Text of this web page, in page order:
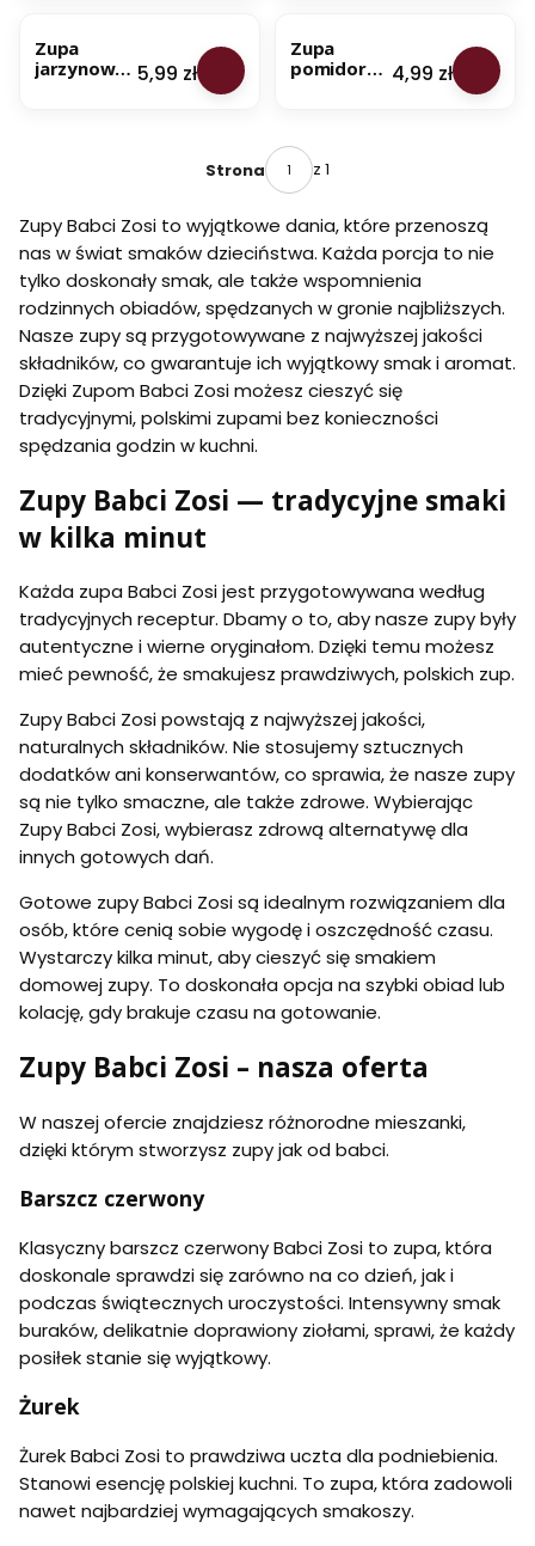
100%
naturalny
skład
re
k
z
wi
a
m
n
a
1
lit
r
zu
p
y
-
%
al
n
y
sk
ła
d
Zupa
jarzynowa Cena
5,99 zł
Zupa
pomidoro
m instant -
280 ml
zupy -
naturalny
skład
Cena
4,99 zł
Strona z 1
Zupy Babci Zosi to wyjątkowe dania, które przenoszą
nas w świat smaków dzieciństwa. Każda porcja to nie
tylko doskonały smak, ale także wspomnienia
rodzinnych obiadów, spędzanych w gronie najbliższych.
Nasze zupy są przygotowywane z najwyższej jakości
składników, co gwarantuje ich wyjątkowy smak i aromat.
Dzięki Zupom Babci Zosi możesz cieszyć się
tradycyjnymi, polskimi zupami bez konieczności
spędzania godzin w kuchni.
Zupy Babci Zosi — tradycyjne smaki
w kilka minut
Każda zupa Babci Zosi jest przygotowywana według
tradycyjnych receptur. Dbamy o to, aby nasze zupy były
autentyczne i wierne oryginałom. Dzięki temu możesz
mieć pewność, że smakujesz prawdziwych, polskich zup.
Zupy Babci Zosi powstają z najwyższej jakości,
naturalnych składników. Nie stosujemy sztucznych
dodatków ani konserwantów, co sprawia, że nasze zupy
są nie tylko smaczne, ale także zdrowe. Wybierając
Zupy Babci Zosi, wybierasz zdrową alternatywę dla
innych gotowych dań.
Gotowe zupy Babci Zosi są idealnym rozwiązaniem dla
osób, które cenią sobie wygodę i oszczędność czasu.
Wystarczy kilka minut, aby cieszyć się smakiem
domowej zupy. To doskonała opcja na szybki obiad lub
kolację, gdy brakuje czasu na gotowanie.
Zupy Babci Zosi – nasza oferta
W naszej ofercie znajdziesz różnorodne mieszanki,
dzięki którym stworzysz zupy jak od babci.
Barszcz czerwony
Klasyczny barszcz czerwony Babci Zosi to zupa, która
doskonale sprawdzi się zarówno na co dzień, jak i
podczas świątecznych uroczystości. Intensywny smak
buraków, delikatnie doprawiony ziołami, sprawi, że każdy
posiłek stanie się wyjątkowy.
Żurek
Żurek Babci Zosi to prawdziwa uczta dla podniebienia.
Stanowi esencję polskiej kuchni. To zupa, która zadowoli
nawet najbardziej wymagających smakoszy.